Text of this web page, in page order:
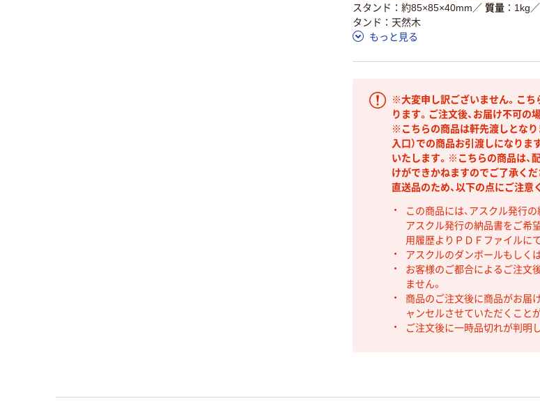
スタンド：約85×85×40mm ／ 質量 1kg ／
タンド：天然木
もっと見る
※大変申し訳ございません。こち
ります。ご注文後、お届け不可の
※こちらの商品は軒先渡しとなり
入口）での商品お引渡しになり
いたします。※こちらの商品は、
けができかねますのでご了承くだ
直送品のため、以下の点にご注意
この商品には、アスクル発行
アスクル発行の納品書をご希
用履歴よりＰＤＦファイルに
アスクルのダンボールもしく
お客様のご都合によるご注文
ません。
商品のご注文後に商品がお届
ャンセルさせていただくこと
ご注文後に一時品切れが判明